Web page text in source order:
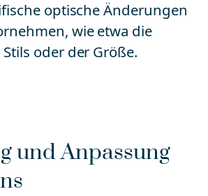
optische Änderungen
wie etwa die
oder der Größe.
und Anpassung